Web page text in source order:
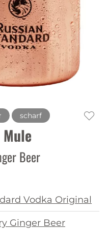
scharf
Beer
Vodka Original
Ginger Beer